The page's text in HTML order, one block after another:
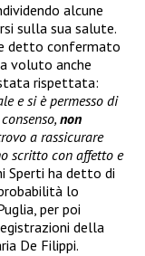
alcune
sulla sua salute.
detto confermato
voluto anche
rispettata:
e si è permesso di
non
a rassicurare
scritto con affetto e
Sperti ha detto di
lo
per poi
della
De Filippi.